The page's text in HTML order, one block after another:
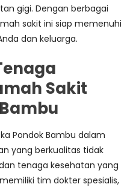
gigi. Dengan berbagai
sakit ini siap memenuhi
dan keluarga.
Sakit
Pondok Bambu dalam
yang berkualitas tidak
tenaga kesehatan yang
tim dokter spesialis,